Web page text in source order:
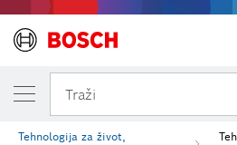
Traži
Tehnologija za život,